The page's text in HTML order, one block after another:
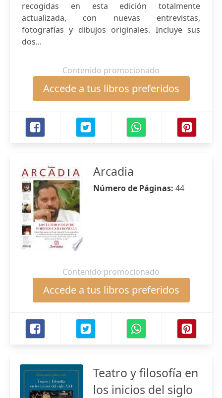
recogidas en esta edición totalmente
actualizada, con nuevas entrevistas,
fotografías y dibujos originales. Incluye sus
dos...
Contenido promocionado
Accede a tus libros preferidos
Arcadia
Número de Páginas: 44
Contenido promocionado
Accede a tus libros preferidos
Teatro y filosofía en
los inicios del siglo